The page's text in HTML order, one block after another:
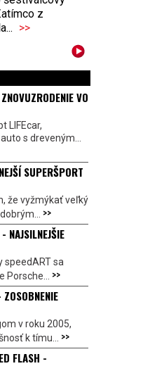
z
>>
VO
LIFEcar,
s dreveným...
SUPERŠPORT
že vyžmýkať veľký
>>
NAJSILNEJŠIE
speedART sa
Porsche... >>
v roku 2005,
k tímu... >>
FLASH -